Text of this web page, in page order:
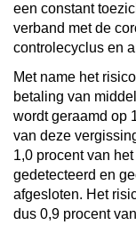
een constant
verband met de
controlecyclus en
Met name het
betaling van
wordt geraamd op
van deze
1,0 procent van
gedetecteerd en
afgesloten. Het
dus 0,9 procent